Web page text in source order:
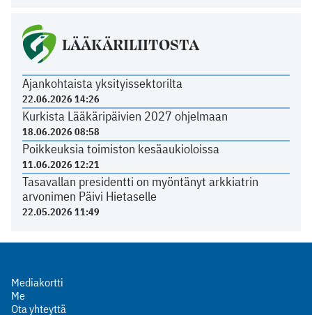
LÄÄKÄRILIITOSTA
Ajankohtaista yksityissektorilta
22.06.2026 14:26
Kurkista Lääkäripäivien 2027 ohjelmaan
18.06.2026 08:58
Poikkeuksia toimiston kesäaukioloissa
11.06.2026 12:21
Tasavallan presidentti on myöntänyt arkkiatrin
arvonimen Päivi Hietaselle
22.05.2026 11:49
Mediakortti
Me
Ota yhteyttä